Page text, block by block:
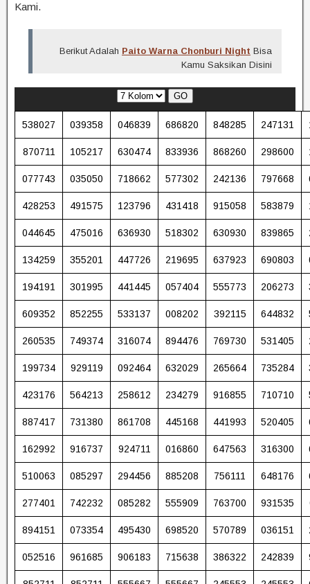
Kami.
Berikut Adalah Paito Warna Chonburi Night Bisa
Kamu Saksikan Disini
GO
538027 039358 046839 686820 848285 247131
870711 105217 630474 833936 868260 298600
077743 035050 718662 577302 242136 797668
428253 491575 123796 431418 915058 583879
044645 475016 636930 518302 630930 839865
134259 355201 447726 219695 637923 690803
194191 301995 441445 057404 555773 206273
609352 852255 533137 008202 392115 644832
260535 749374 316074 894476 769730 531405
199734 929119 092464 632029 265664 735284
423176 564213 258612 234279 916855 710710
887417 731380 861708 445168 441993 520405
162992 916737 924711 016860 647563 316300
510063 085297 294456 885208 756111 648176
277401 742232 085282 555909 763700 931535
894151 073354 495430 698520 570789 036151
052516 961685 906183 715638 386322 242839